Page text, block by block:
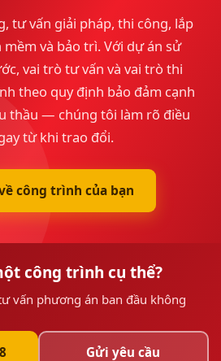
tư vấn giải pháp, thi công, lắp
và bảo trì. Với dự án sử
vai trò tư vấn và vai trò thi
theo quy định bảo đảm cạnh
thầu — chúng tôi làm rõ điều
từ khi trao đổi.
công trình của bạn
công trình cụ thể?
vấn phương án ban đầu không
Gửi yêu cầu